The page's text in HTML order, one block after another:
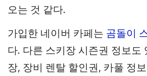
오는 것 같다.
가입한 네이버 카페는 곰돌이
다. 다른 스키장 시즌권 정보도
장, 장비 렌탈 할인권, 카풀 정